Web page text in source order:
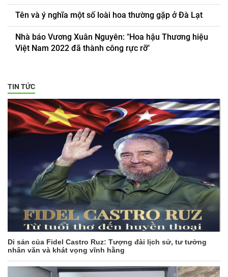
Tên và ý nghĩa một số loài hoa thường gặp ở Đà Lạt
Nhà báo Vương Xuân Nguyên: "Hoa hậu Thương hiệu
Việt Nam 2022 đã thành công rực rỡ"
TIN TỨC
Di sản của Fidel Castro Ruz: Tượng đài lịch sử, tư tưởng
nhân văn và khát vọng vĩnh hằng